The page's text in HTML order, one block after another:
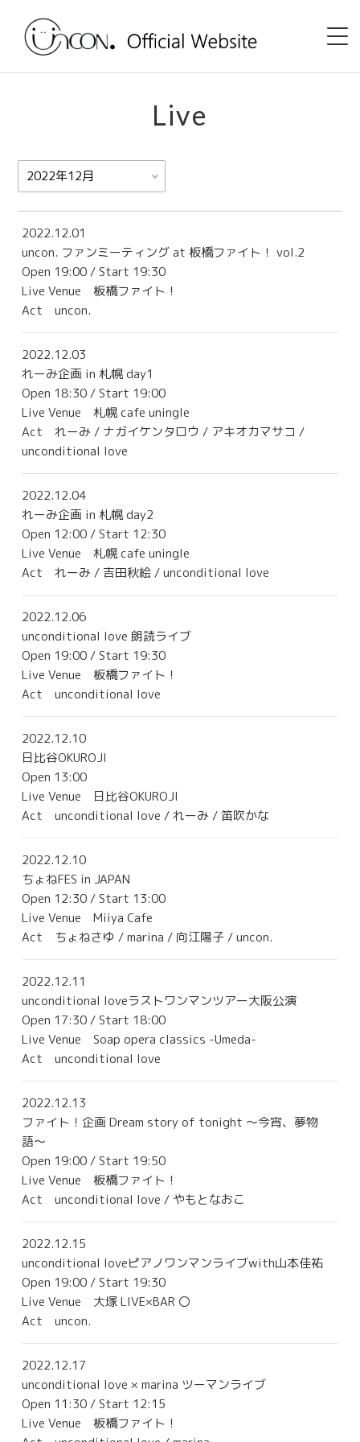
Discography
Shop
Live
2022.12.01
uncon. ファンミーティング at 板橋ファイト！ vol.2
Open 19:00 / Start 19:30
Live Venue
板橋ファイト！
Act uncon.
2022.12.03
れーみ企画 in 札幌 day1
Open 18:30 / Start 19:00
Live Venue
札幌 cafe uningle
Act れーみ / ナガイケンタロウ / アキオカマサコ /
unconditional love
2022.12.04
れーみ企画 in 札幌 day2
Open 12:00 / Start 12:30
Live Venue
札幌 cafe uningle
Act れーみ / 吉田秋絵 / unconditional love
2022.12.06
unconditional love 朗読ライブ
Open 19:00 / Start 19:30
Live Venue
板橋ファイト！
Act unconditional love
2022.12.10
日比谷OKUROJI
Open 13:00
Live Venue
日比谷OKUROJI
Act unconditional love / れーみ / 笛吹かな
2022.12.10
ちょねFES in JAPAN
Open 12:30 / Start 13:00
Live Venue
Miiya Cafe
Act ちょねさゆ / marina / 向江陽子 / uncon.
2022.12.11
unconditional loveラストワンマンツアー大阪公演
Open 17:30 / Start 18:00
Live Venue
Soap opera classics -Umeda-
Act unconditional love
2022.12.13
ファイト！企画 Dream story of tonight 〜今宵、夢物
語〜
Open 19:00 / Start 19:50
Live Venue
板橋ファイト！
Act unconditional love / やもとなおこ
2022.12.15
unconditional loveピアノワンマンライブwith山本佳祐
Open 19:00 / Start 19:30
Live Venue
大塚 LIVE×BAR 〇
Act uncon.
2022.12.17
unconditional love × marina ツーマンライブ
Open 11:30 / Start 12:15
Live Venue
板橋ファイト！